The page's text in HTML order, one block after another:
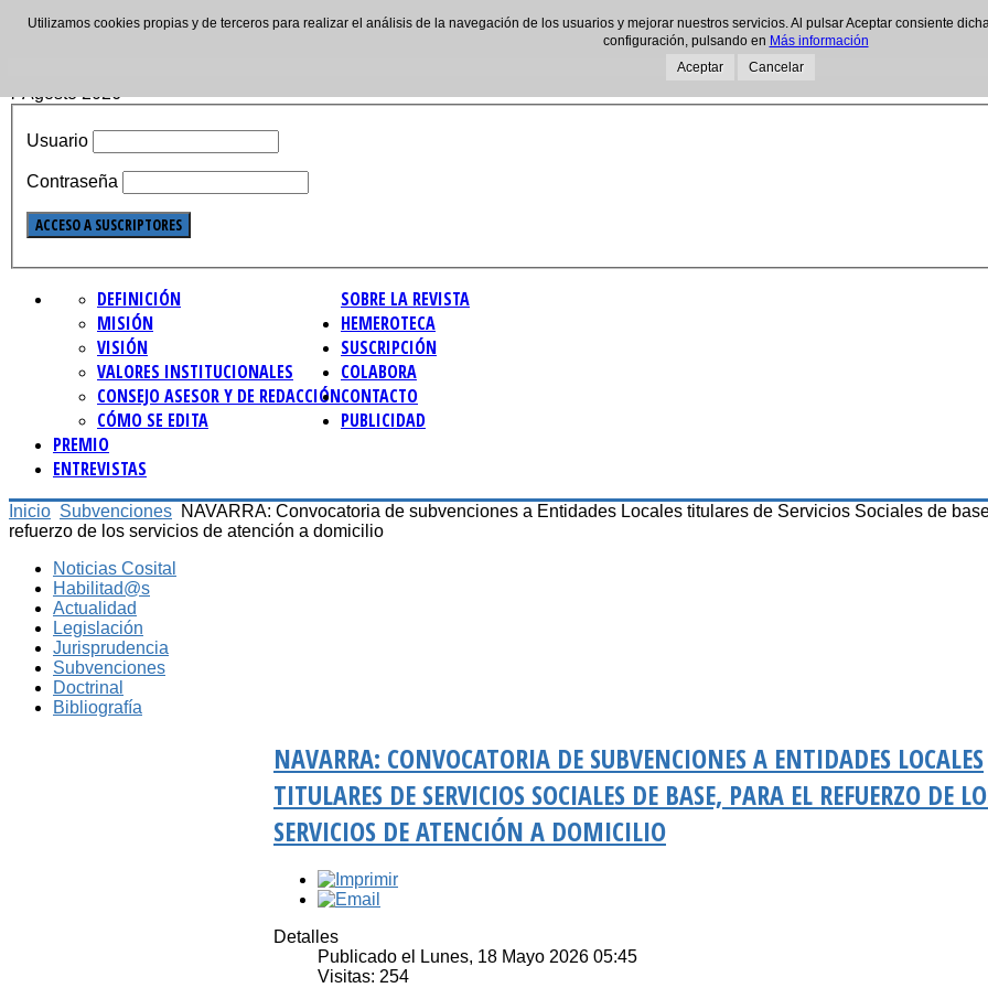
7 Agosto 2026
Usuario
Contraseña
SOBRE LA REVISTA
DEFINICIÓN
MISIÓN
VISIÓN
VALORES INSTITUCIONALES
CONSEJO ASESOR Y DE REDACCIÓN
CÓMO SE EDITA
HEMEROTECA
SUSCRIPCIÓN
COLABORA
CONTACTO
PUBLICIDAD
PREMIO
ENTREVISTAS
Inicio Subvenciones NAVARRA: Convocatoria de subvenciones a Entidades Locales titulares de Servicios Sociales de
refuerzo de los servicios de atención a domicilio
Noticias Cosital
Habilitad@s
Actualidad
Legislación
Jurisprudencia
Subvenciones
Doctrinal
Bibliografía
NAVARRA: CONVOCATORIA DE SUBVENCIONES A ENTIDADES LOCALES
TITULARES DE SERVICIOS SOCIALES DE BASE, PARA EL REFUERZO DE
SERVICIOS DE ATENCIÓN A DOMICILIO
Detalles
Publicado el Lunes, 18 Mayo 2026 05:45
Visitas: 254
Utilizamos cookies propias y de terceros para realizar el análisis de la navegación de los usuarios y mejorar nuestros servicios. Al pulsar Aceptar consiente
configuración, pulsando en Más información
Aceptar
Cancelar